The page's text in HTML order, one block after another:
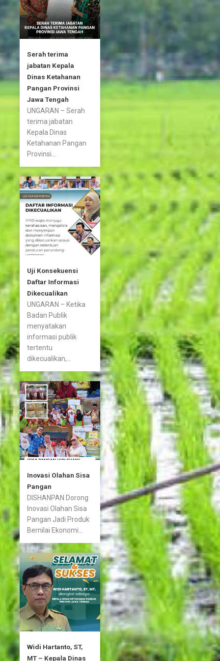
Serah terima
jabatan Kepala
Dinas Ketahanan
Pangan Provinsi
Jawa Tengah
UNGARAN – Serah
terima jabatan
Kepala Dinas
Ketahanan Pangan
Provinsi...
Uji Konsekuensi
Daftar Informasi
Dikecualikan
UNGARAN – Ketika
Badan Publik
menyatakan
informasi publik
tertentu
dikecualikan,...
Inovasi Olahan Sisa
Pangan
DISHANPAN Dorong
Inovasi Olahan Sisa
Pangan Jadi Produk
Bernilai Ekonomi...
Widi Hartanto, ST,
MT – Kepala Dinas